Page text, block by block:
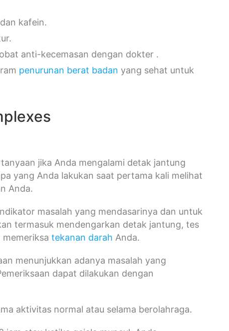
kafein.
anti-kecemasan dengan dokter .
penurunan berat badan yang sehat untuk
jika Anda mengalami detak jantung
yang Anda lakukan saat pertama kali melihat
Anda.
masalah yang mendasarinya dan untuk
termasuk mendengarkan detak jantung, tes
memeriksatekanan darah Anda.
menunjukkan adanya masalah yang
dapat dilakukan dengan
aktivitas normal atau selama berolahraga.